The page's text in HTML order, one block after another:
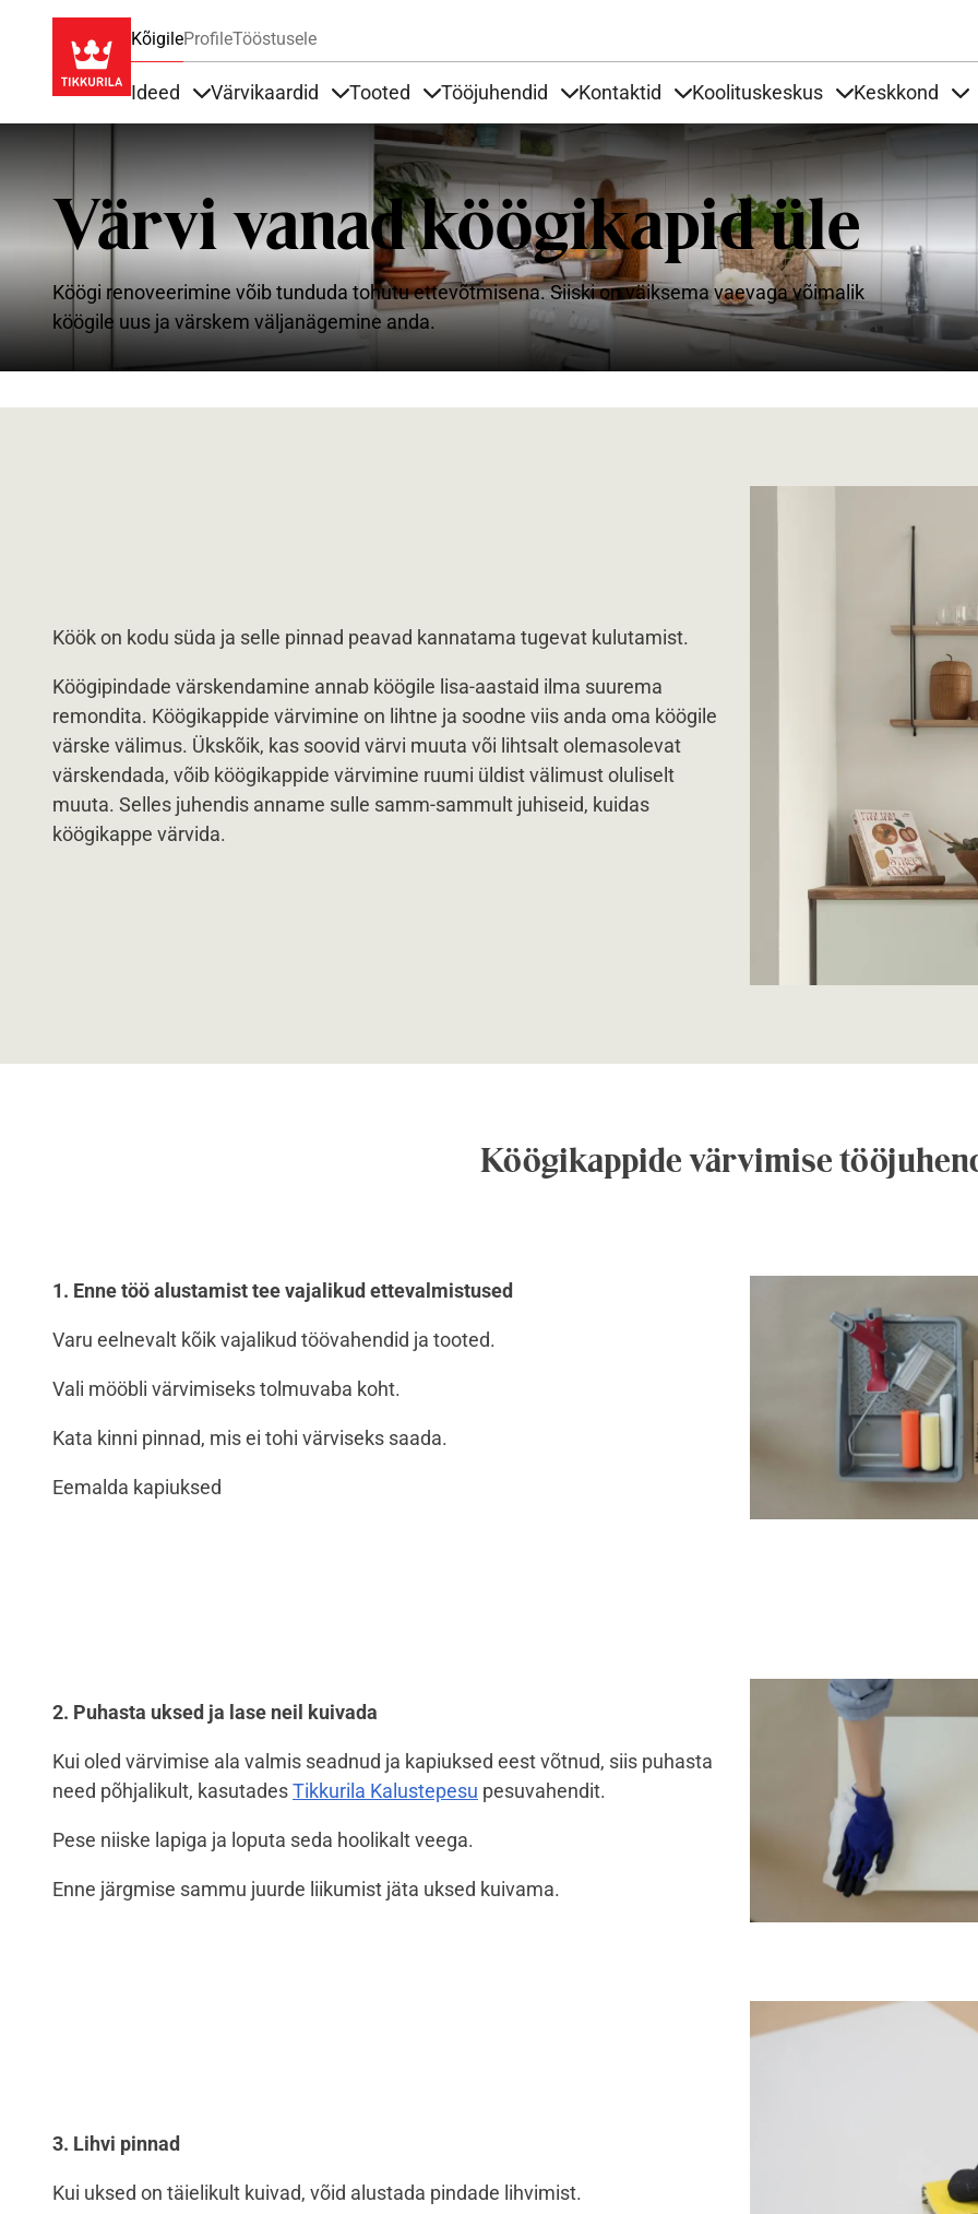
KõigileProfileTööstusele
Ideed Värvikaardid Tooted Tööjuhendid Kontaktid Koolituskeskus Keskkond
Värvi vanad köögikapid üle
Köögi renoveerimine võib tunduda tohutu ettevõtmisena. Siiski on väiksema vaevaga võimalik
köögile uus ja värskem väljanägemine anda.
Köök on kodu süda ja selle pinnad peavad kannatama tugevat kulutamist.
Köögipindade värskendamine annab köögile lisa-aastaid ilma suurema
remondita. Köögikappide värvimine on lihtne ja soodne viis anda oma köögile
värske välimus. Ükskõik, kas soovid värvi muuta või lihtsalt olemasolevat
värskendada, võib köögikappide värvimine ruumi üldist välimust oluliselt
muuta. Selles juhendis anname sulle samm-sammult juhiseid, kuidas
köögikappe värvida.
Köögikappide värvimise
1. Enne töö alustamist tee vajalikud ettevalmistused
Varu eelnevalt kõik vajalikud töövahendid ja tooted.
Vali mööbli värvimiseks tolmuvaba koht.
Kata kinni pinnad, mis ei tohi värviseks saada.
Eemalda kapiuksed
2. Puhasta uksed ja lase neil kuivada
Kui oled värvimise ala valmis seadnud ja kapiuksed eest võtnud, siis puhasta
need põhjalikult, kasutadesTikkurila Kalustepesu pesuvahendit.
Pese niiske lapiga ja loputa seda hoolikalt veega.
Enne järgmise sammu juurde liikumist jäta uksed kuivama.
3. Lihvi pinnad
Kui uksed on täielikult kuivad, võid alustada pindade lihvimist.